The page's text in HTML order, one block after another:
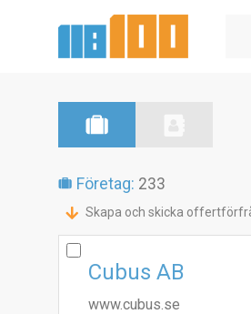
Företag: 233
Skapa och skicka
Cubus AB
www.cubus.se